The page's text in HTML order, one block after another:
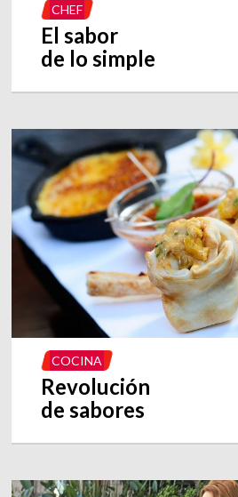
CHEF
El sabor
de lo simple
COCINA
Revolución
de sabores